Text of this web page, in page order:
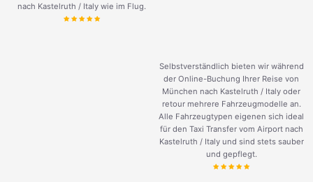
nach Kastelruth / Italy wie im Flug.
Selbstverständlich bieten wir während
der Online-Buchung Ihrer Reise von
München nach Kastelruth / Italy oder
retour mehrere Fahrzeugmodelle an.
Alle Fahrzeugtypen eigenen sich ideal
für den Taxi Transfer vom Airport nach
Kastelruth / Italy und sind stets sauber
und gepflegt.